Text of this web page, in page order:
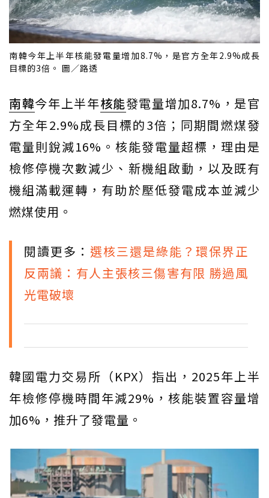
南韓今年上半年核能發電量增加8.7%，是官方全年2.9%成長
目標的3倍。 圖／路透
南韓今年上半年核能發電量增加8.7%，是官
方全年2.9%成長目標的3倍；同期間燃煤發
電量則銳減16%。核能發電量超標，理由是
檢修停機次數減少、新機組啟動，以及既有
機組滿載運轉，有助於壓低發電成本並減少
燃煤使用。
閱讀更多： 選核三還是綠能？環保界正
反兩議：有人主張核三傷害有限 勝過風
光電破壞
韓國電力交易所（KPX）指出，2025年上半
年檢修停機時間年減29%，核能裝置容量增
加6%，推升了發電量。